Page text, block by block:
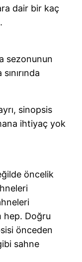
dair bir kaç
sezonunun
sinopsis
ihtiyaç yok
öncelik
hep. Doğru
önceden
sahne